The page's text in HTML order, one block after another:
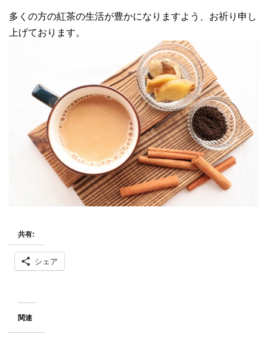
多くの方の紅茶の生活が豊かになりますよう、お祈り申し
上げております。
共有:
シェア
関連